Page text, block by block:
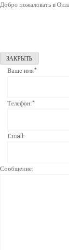
Добро пожаловать в
ЗАКРЫТЬ
Ваше имя*
Телефон:*
Email:
Сообщение: